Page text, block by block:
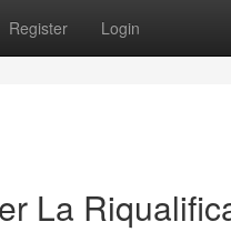
Register Login
La